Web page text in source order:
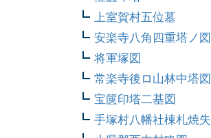
上室賀村五位墓
安楽寺八角四重塔ノ図
将軍塚図
常楽寺後ロ山林中塔図
宝篋印塔二基図
手塚村八幡社棟札焼失